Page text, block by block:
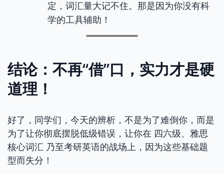
定，词汇量大记不住。那是因为你没有科
学的工具辅助！
结论：不再“借”口，实力才是硬
道理！
好了，同学们，今天的辨析，不是为了难倒你，而是
为了让你彻底摆脱低级错误，让你在 四六级、雅思
核心词汇 乃至考研英语的战场上，因为这些基础题
型而失分！